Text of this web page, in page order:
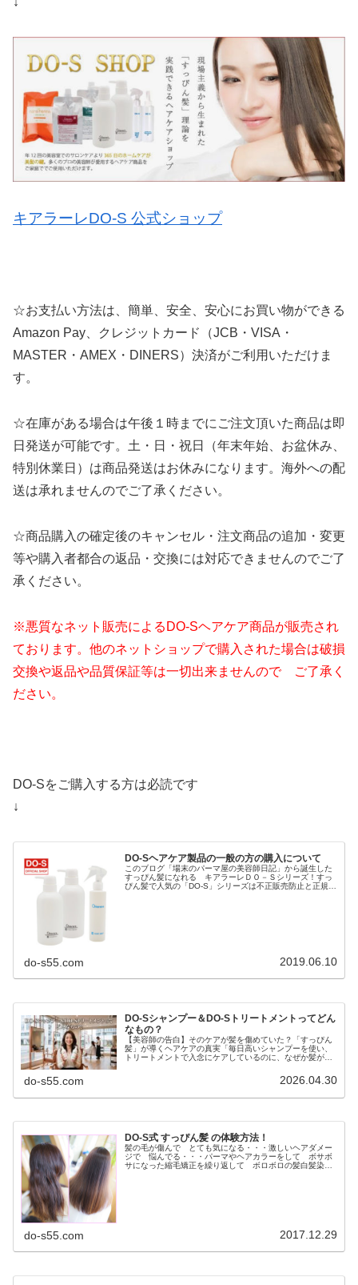
キアラーレDO-S 公式ショップ
☆お支払い方法は、簡単、安全、安心にお買い物ができる
Amazon Pay、クレジットカード（JCB・VISA・
MASTER・AMEX・DINERS）決済がご利用いただけま
す。
☆在庫がある場合は午後１時までにご注文頂いた商品は即
日発送が可能です。土・日・祝日（年末年始、お盆休み、
特別休業日）は商品発送はお休みになります。海外への配
送は承れませんのでご了承ください。
☆商品購入の確定後のキャンセル・注文商品の追加・変更
等や購入者都合の返品・交換には対応できませんのでご了
承ください。
※悪質なネット販売によるDO-Sヘアケア商品が販売され
ております。他のネットショップで購入された場合は破損
交換や返品や品質保証等は一切出来ませんので ご了承く
ださい。
DO-Sをご購入する方は必読です
↓
DO-Sヘアケア製品の一般の方の購入について
このブログ「場末のパーマ屋の美容師日記」から誕生した
すっぴん髪になれる キアラーレＤＯ－Ｓシリーズ！すっ
ぴん髪で人気の「DO-S」シリーズは不正販売防止と正規品
do-s55.com 2019.06.10
DO-Sシャンプー＆DO-Sトリートメントってどん
なもの？
【美容師の告白】そのケアが髪を傷めていた？「すっぴん
髪」が導くヘアケアの真実「毎日高いシャンプーを使い、
トリートメントで入念にケアしているのに、なぜか髪がパ
do-s55.com 2026.04.30
DO-S式 すっぴん髪 の体験方法！
髪の毛が傷んで とても気になる・・・激しいヘアダメー
ジで 悩んでる・・・パーマやヘアカラーをして ボサボ
サになった縮毛矯正を繰り返して ボロボロの髪白髪染め
do-s55.com 2017.12.29